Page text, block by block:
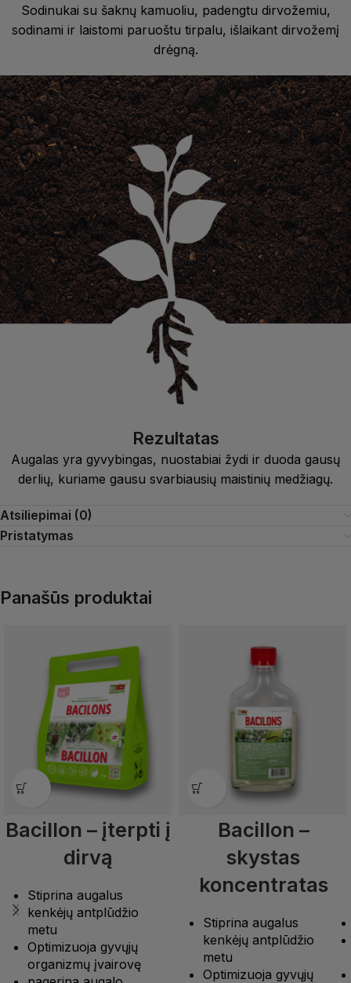
Sodinukai su šaknų kamuoliu, padengtu dirvožemiu,
sodinami ir laistomi paruoštu tirpalu, išlaikant dirvožemį
drėgną.
Rezultatas
Augalas yra gyvybingas, nuostabiai žydi ir duoda gausų
derlių, kuriame gausu svarbiausių maistinių medžiagų.
Atsiliepimai (0)
Pristatymas
Panašūs produktai
Bacillon – įterpti į
dirvą
Stiprina augalus
kenkėjų antplūdžio
metu
Optimizuoja gyvųjų
organizmų įvairovę
Bacillon –
skystas
koncentratas
Stiprina augalus
kenkėjų antplūdžio
metu
Optimizuoja gyvųjų